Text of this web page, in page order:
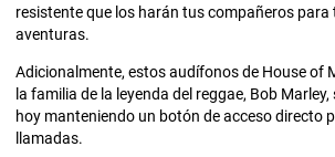
resistente que los harán tus compañeros para
aventuras.
Adicionalmente, estos audífonos de House of
la familia de la leyenda del reggae, Bob
hoy manteniendo un botón de acceso directo
llamadas.